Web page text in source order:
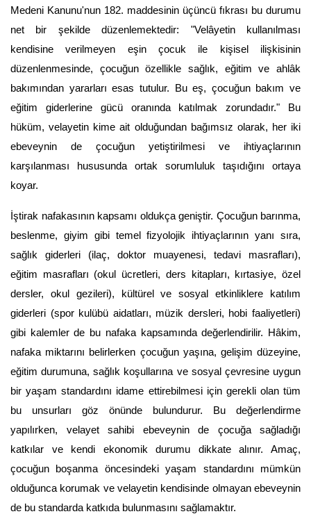
Medeni Kanunu'nun 182. maddesinin üçüncü fıkrası bu durumu
net bir şekilde düzenlemektedir: "Velâyetin kullanılması
kendisine verilmeyen eşin çocuk ile kişisel ilişkisinin
düzenlenmesinde, çocuğun özellikle sağlık, eğitim ve ahlâk
bakımından yararları esas tutulur. Bu eş, çocuğun bakım ve
eğitim giderlerine gücü oranında katılmak zorundadır." Bu
hüküm, velayetin kime ait olduğundan bağımsız olarak, her iki
ebeveynin de çocuğun yetiştirilmesi ve ihtiyaçlarının
karşılanması hususunda ortak sorumluluk taşıdığını ortaya
koyar.
İştirak nafakasının kapsamı oldukça geniştir. Çocuğun barınma,
beslenme, giyim gibi temel fizyolojik ihtiyaçlarının yanı sıra,
sağlık giderleri (ilaç, doktor muayenesi, tedavi masrafları),
eğitim masrafları (okul ücretleri, ders kitapları, kırtasiye, özel
dersler, okul gezileri), kültürel ve sosyal etkinliklere katılım
giderleri (spor kulübü aidatları, müzik dersleri, hobi faaliyetleri)
gibi kalemler de bu nafaka kapsamında değerlendirilir. Hâkim,
nafaka miktarını belirlerken çocuğun yaşına, gelişim düzeyine,
eğitim durumuna, sağlık koşullarına ve sosyal çevresine uygun
bir yaşam standardını idame ettirebilmesi için gerekli olan tüm
bu unsurları göz önünde bulundurur. Bu değerlendirme
yapılırken, velayet sahibi ebeveynin de çocuğa sağladığı
katkılar ve kendi ekonomik durumu dikkate alınır. Amaç,
çocuğun boşanma öncesindeki yaşam standardını mümkün
olduğunca korumak ve velayetin kendisinde olmayan ebeveynin
de bu standarda katkıda bulunmasını sağlamaktır.